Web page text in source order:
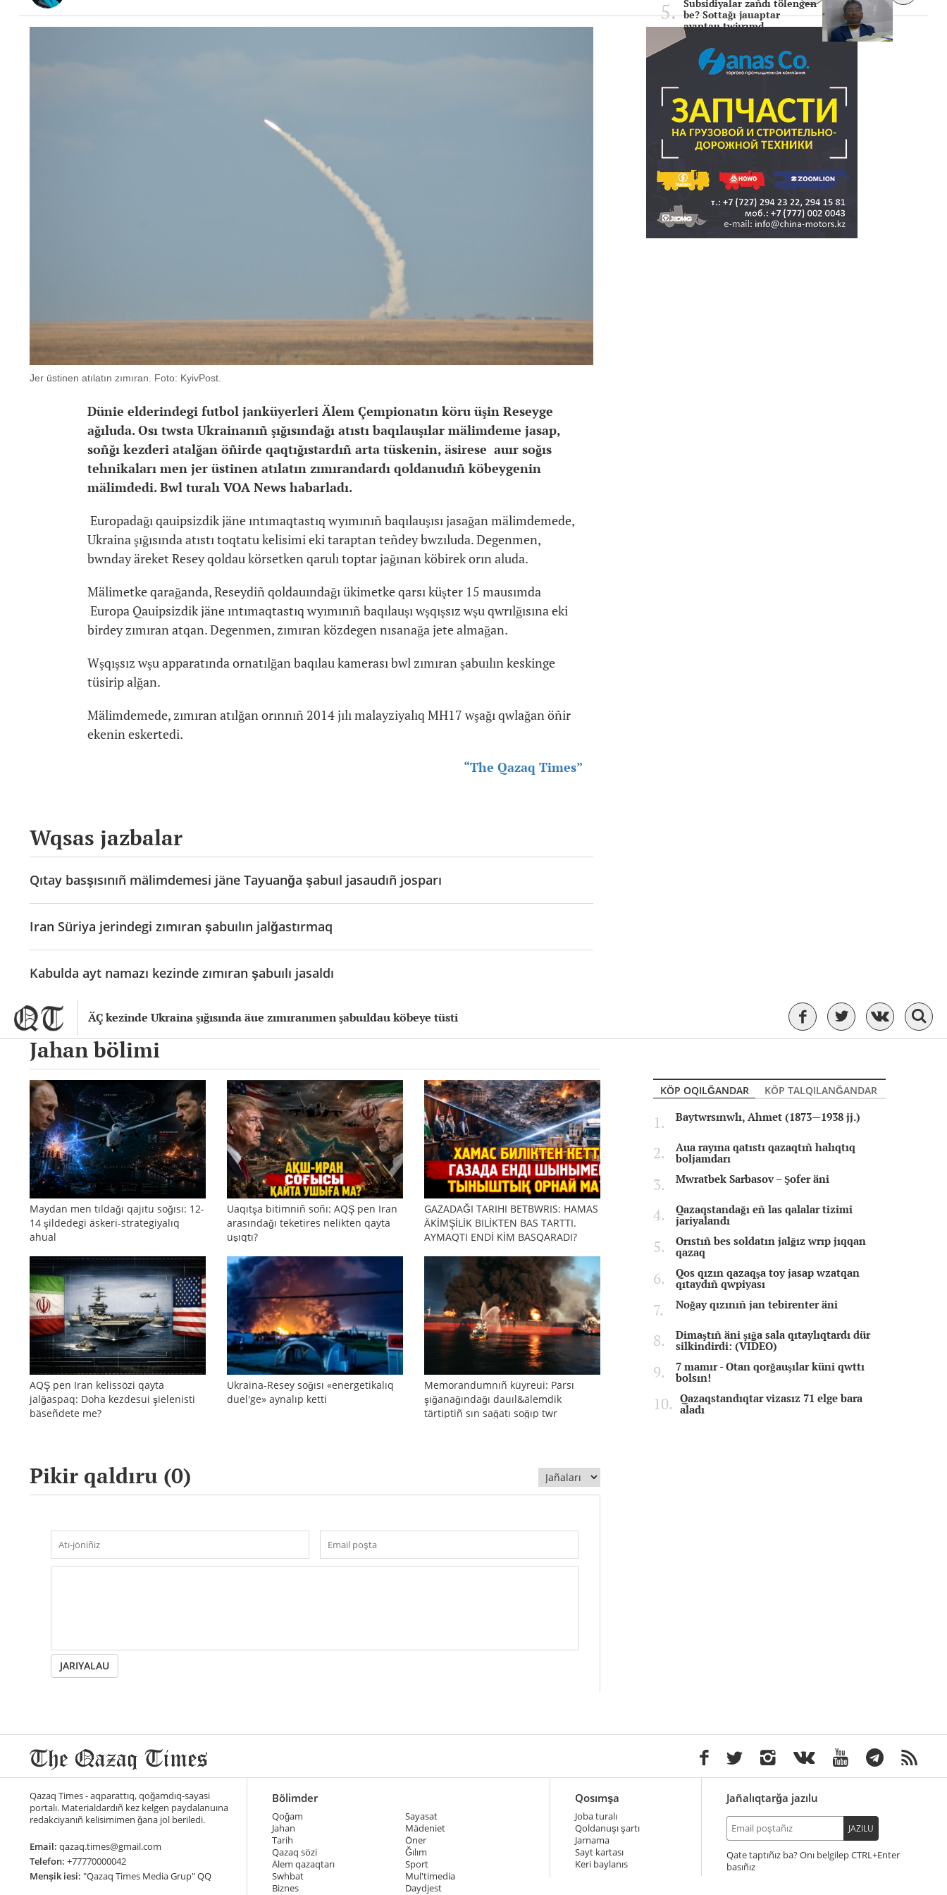
ÄÇ kezinde Ukraina şığısında äue zımıranımen şabuıldau köbeye tüsti
Jer üstinen atılatın zımıran. Foto: KyivPost.
Dünie elderindegi futbol janküyerleri Älem Çempionatın köru üşin Reseyge
ağıluda. Osı twsta Ukrainanıñ şığısındağı atıstı baqılauşılar mälimdeme jasap,
soñğı kezderi atalğan öñirde qaqtığıstardıñ arta tüskenin, äsirese auır soğıs
tehnikaları men jer üstinen atılatın zımırandardı qoldanudıñ köbeygenin
mälimdedi. Bwl turalı VOA News habarladı.
Europadağı qauipsizdik jäne ıntımaqtastıq wyımınıñ baqılauşısı jasağan mälimdemede,
Ukraina şığısında atıstı toqtatu kelisimi eki taraptan teñdey bwzıluda. Degenmen,
bwnday äreket Resey qoldau körsetken qarulı toptar jağınan köbirek orın aluda.
Mälimetke qarağanda, Reseydiñ qoldauındağı ükimetke qarsı küşter 15 mausımda
Europa Qauipsizdik jäne ıntımaqtastıq wyımınıñ baqılauşı wşqışsız wşu qwrılğısına eki
birdey zımıran atqan. Degenmen, zımıran közdegen nısanağa jete almağan.
Wşqışsız wşu apparatında ornatılğan baqılau kamerası bwl zımıran şabuılın keskinge
tüsirip alğan.
Mälimdemede, zımıran atılğan orınnıñ 2014 jılı malayziyalıq MH17 wşağı qwlağan öñir
ekenin eskertedi.
“The Qazaq Times”
Wqsas jazbalar
Qıtay basşısınıñ mälimdemesi jäne Tayuanğa şabuıl jasaudıñ josparı
Iran Süriya jerindegi zımıran şabuılın jalğastırmaq
Kabulda ayt namazı kezinde zımıran şabuılı jasaldı
Subsidiyalar zañdı tölengen
be? Sottağı jauaptar
ayıptau twjırımd..
Jahan bölimi
Maydan men tıldağı qajıtu soğısı: 12-
14 şildedegi äskeri-strategiyalıq
ahual
Uaqıtşa bitimniñ soñı: AQŞ pen Iran
arasındağı teketires nelikten qayta
uşıqtı?
GAZADAĞI TARIHI BETBWRIS: HAMAS
ÄKİMŞİLİK BILİKTEN BAS TARTTI.
AYMAQTI ENDİ KİM BASQARADI?
AQŞ pen Iran kelissözi qayta
jalğaspaq: Doha kezdesui şielenisti
bäseñdete me?
Ukraina-Resey soğısı «energetikalıq
duel'ge» aynalıp ketti
Memorandumnıñ küyreui: Parsı
şığanağındağı dauıl&älemdik
tärtiptiñ sın sağatı soğıp twr
Pikir qaldıru (0)
JARIYALAU
KÖP OQILĞANDAR
KÖP TALQILANĞANDAR
Baytwrsınwlı, Ahmet (1873—1938 jj.)
Aua rayına qatıstı qazaqtıñ halıqtıq
boljamdarı
Mwratbek Sarbasov – Şofer äni
Qazaqstandağı eñ las qalalar tizimi
jariyalandı
Orıstıñ bes soldatın jalğız wrıp jıqqan
qazaq
Qos qızın qazaqşa toy jasap wzatqan
qıtaydıñ qwpiyası
Noğay qızınıñ jan tebirenter äni
Dimaştıñ äni şığa sala qıtaylıqtardı dür
silkindirdi: (VIDEO)
7 mamır - Otan qorğauşılar küni qwttı
bolsın!
Qazaqstandıqtar vizasız 71 elge bara
aladı
Qazaq Times - aqparattıq, qoğamdıq-sayasi
portalı. Materialdardıñ kez kelgen paydalanuına
redakciyanıñ kelisimimen ğana jol beriledi.
Email: qazaq.times@gmail.com
Telefon: +77770000042
Menşik iesi: "Qazaq Times Media Grup" QQ
Bölimder
Qoğam
Jahan
Tarih
Qazaq sözi
Älem qazaqtarı
Swhbat
Biznes
Sayasat
Mädeniet
Öner
Ğılım
Sport
Mul'timedia
Daydjest
Qosımşa
Joba turalı
Qoldanuşı şartı
Jarnama
Sayt kartası
Keri baylanıs
Jañalıqtarğa jazılu
JAZILU
Qate taptıñız ba? Onı belgilep
+Enter
basıñız